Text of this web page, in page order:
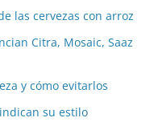
las cervezas con arroz
Citra, Mosaic, Saaz
y cómo evitarlos
su estilo